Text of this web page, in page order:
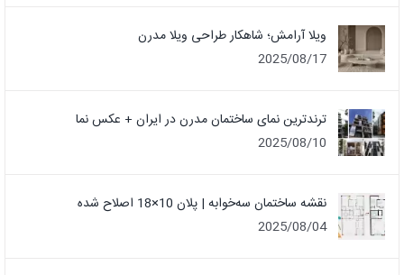
ویلا آرامش؛ شاهکار طراحی ویلا مدرن
2025/08/17
ترندترین نمای ساختمان مدرن در ایران + عکس نما
2025/08/10
نقشه ساختمان سه‌خوابه | پلان 10×18 اصلاح شده
2025/08/04